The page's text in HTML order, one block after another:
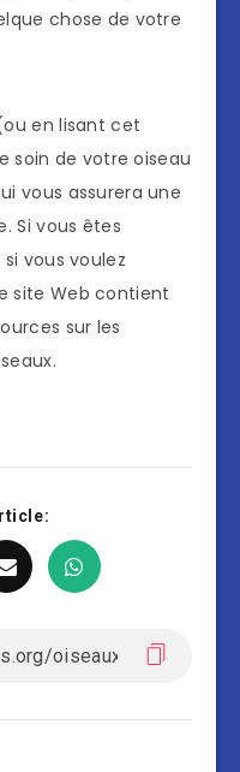
chose de votre
en lisant cet
soin de votre oiseau
vous assurera une
Si vous êtes
vous voulez
site Web contient
sur les